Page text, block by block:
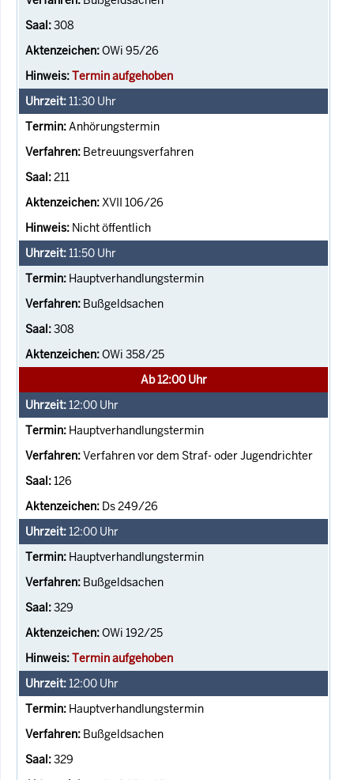
308
OWi 95/26
Termin aufgehoben
11:30 Uhr
Anhörungstermin
Betreuungsverfahren
211
XVII 106/26
Nicht öffentlich
11:50 Uhr
Hauptverhandlungstermin
Bußgeldsachen
308
OWi 358/25
Ab 12:00 Uhr
12:00 Uhr
Hauptverhandlungstermin
Verfahren vor dem Straf- oder Jugendrichter
126
Ds 249/26
12:00 Uhr
Hauptverhandlungstermin
Bußgeldsachen
329
OWi 192/25
Termin aufgehoben
12:00 Uhr
Hauptverhandlungstermin
Bußgeldsachen
329